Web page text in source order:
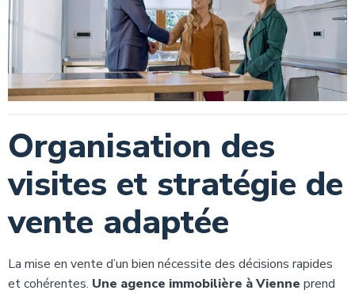
Organisation des
visites et stratégie de
vente adaptée
La mise en vente d’un bien nécessite des décisions rapides
et cohérentes. Une agence immobilière à Vienne prend